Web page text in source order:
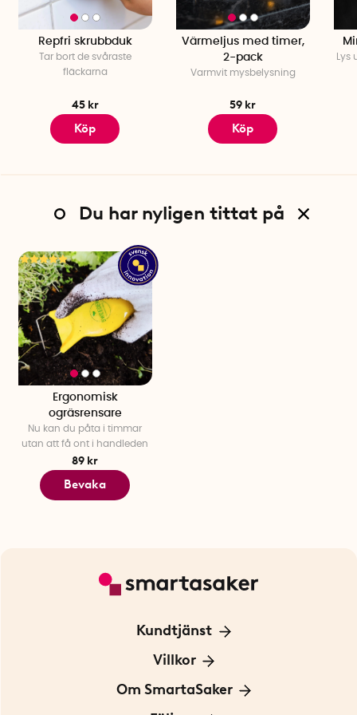
Repfri skrubbduk
Tar bort de svåraste
fläckarna
45 kr
Köp
Värmeljus med timer,
2-pack
Varmvit mysbelysning
59 kr
Köp
Du har nyligen tittat på
Ergonomisk
ogräsrensare
Nu kan du påta i timmar
utan att få ont i handleden
89 kr
Bevaka
Kundtjänst
Kontakta oss
För Företag
Villkor
Frakt och leverans
Om SmartaSaker